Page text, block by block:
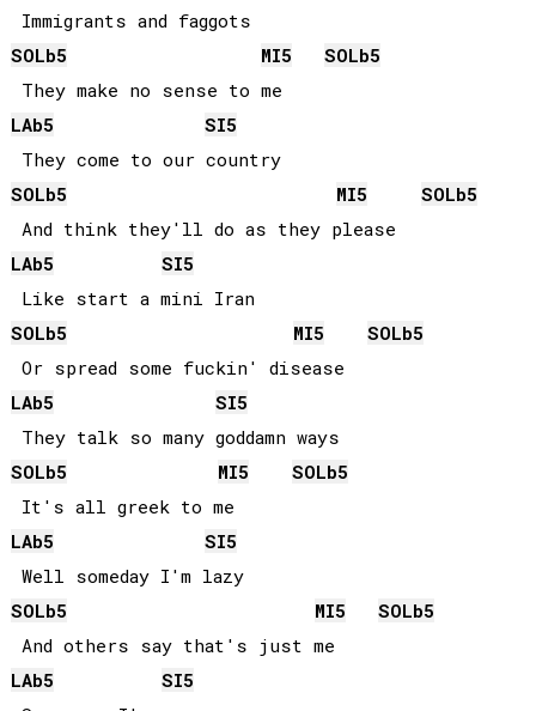
SOLb5 MI5 SOLb5
LAb5 SI5
They come to our country
SOLb5 MI5 SOLb5
LAb5 SI5
SOLb5 MI5 SOLb5
LAb5 SI5
SOLb5 MI5 SOLb5
LAb5 SI5
Well someday I'm lazy
SOLb5 MI5 SOLb5
LAb5 SI5